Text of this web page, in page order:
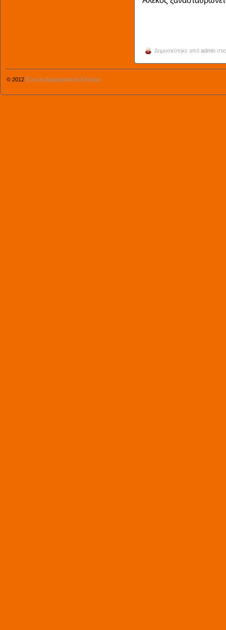
Δημοσιεύτηκε από admin
© 2012 Ένωση Δημοκρατικού Κέντρου